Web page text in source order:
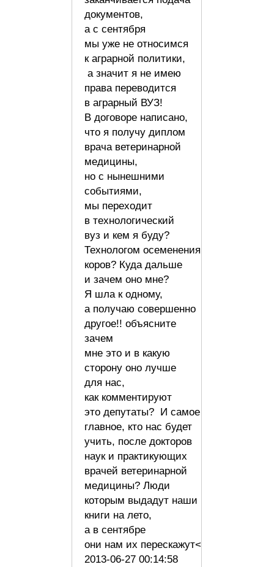
документов,
а с сентября
мы уже не относимся
к аграрной политики,
а значит я не имею
права переводится
в аграрный ВУЗ!
В договоре написано,
что я получу диплом
врача ветеринарной
медицины,
но с нынешними
событиями,
мы переходит
в технологический
вуз и кем я буду?
Технологом осеменения
коров? Куда дальше
и зачем оно мне?
Я шла к одному,
а получаю совершенно
другое!! объясните
зачем
мне это и в какую
сторону оно лучше
для нас,
как комментируют
это депутаты? И самое
главное, кто нас будет
учить, после докторов
наук и практикующих
врачей ветеринарной
медицины? Люди
которым выдадут наши
книги на лето,
а в сентябре
они нам их перескажут<
2013-06-27 00:14:58